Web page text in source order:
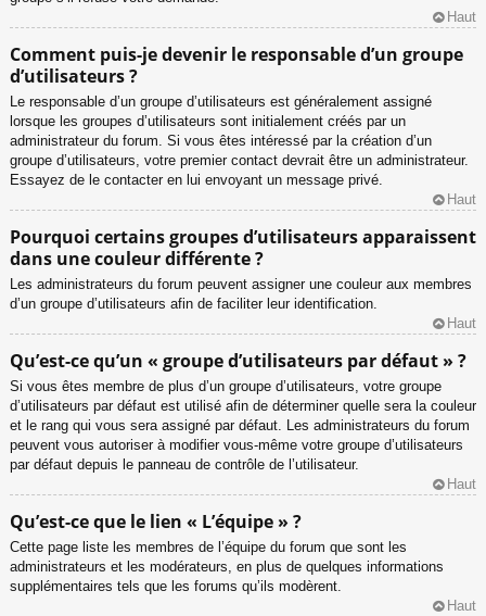
Haut
Comment puis-je devenir le responsable d’un groupe
d’utilisateurs ?
Le responsable d’un groupe d’utilisateurs est généralement assigné
lorsque les groupes d’utilisateurs sont initialement créés par un
administrateur du forum. Si vous êtes intéressé par la création d’un
groupe d’utilisateurs, votre premier contact devrait être un administrateur.
Essayez de le contacter en lui envoyant un message privé.
Haut
Pourquoi certains groupes d’utilisateurs apparaissent
dans une couleur différente ?
Les administrateurs du forum peuvent assigner une couleur aux membres
d’un groupe d’utilisateurs afin de faciliter leur identification.
Haut
Qu’est-ce qu’un « groupe d’utilisateurs par défaut » ?
Si vous êtes membre de plus d’un groupe d’utilisateurs, votre groupe
d’utilisateurs par défaut est utilisé afin de déterminer quelle sera la couleur
et le rang qui vous sera assigné par défaut. Les administrateurs du forum
peuvent vous autoriser à modifier vous-même votre groupe d’utilisateurs
par défaut depuis le panneau de contrôle de l’utilisateur.
Haut
Qu’est-ce que le lien « L’équipe » ?
Cette page liste les membres de l’équipe du forum que sont les
administrateurs et les modérateurs, en plus de quelques informations
supplémentaires tels que les forums qu’ils modèrent.
Haut